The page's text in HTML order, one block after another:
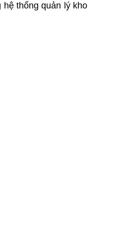
thống quản lý kho